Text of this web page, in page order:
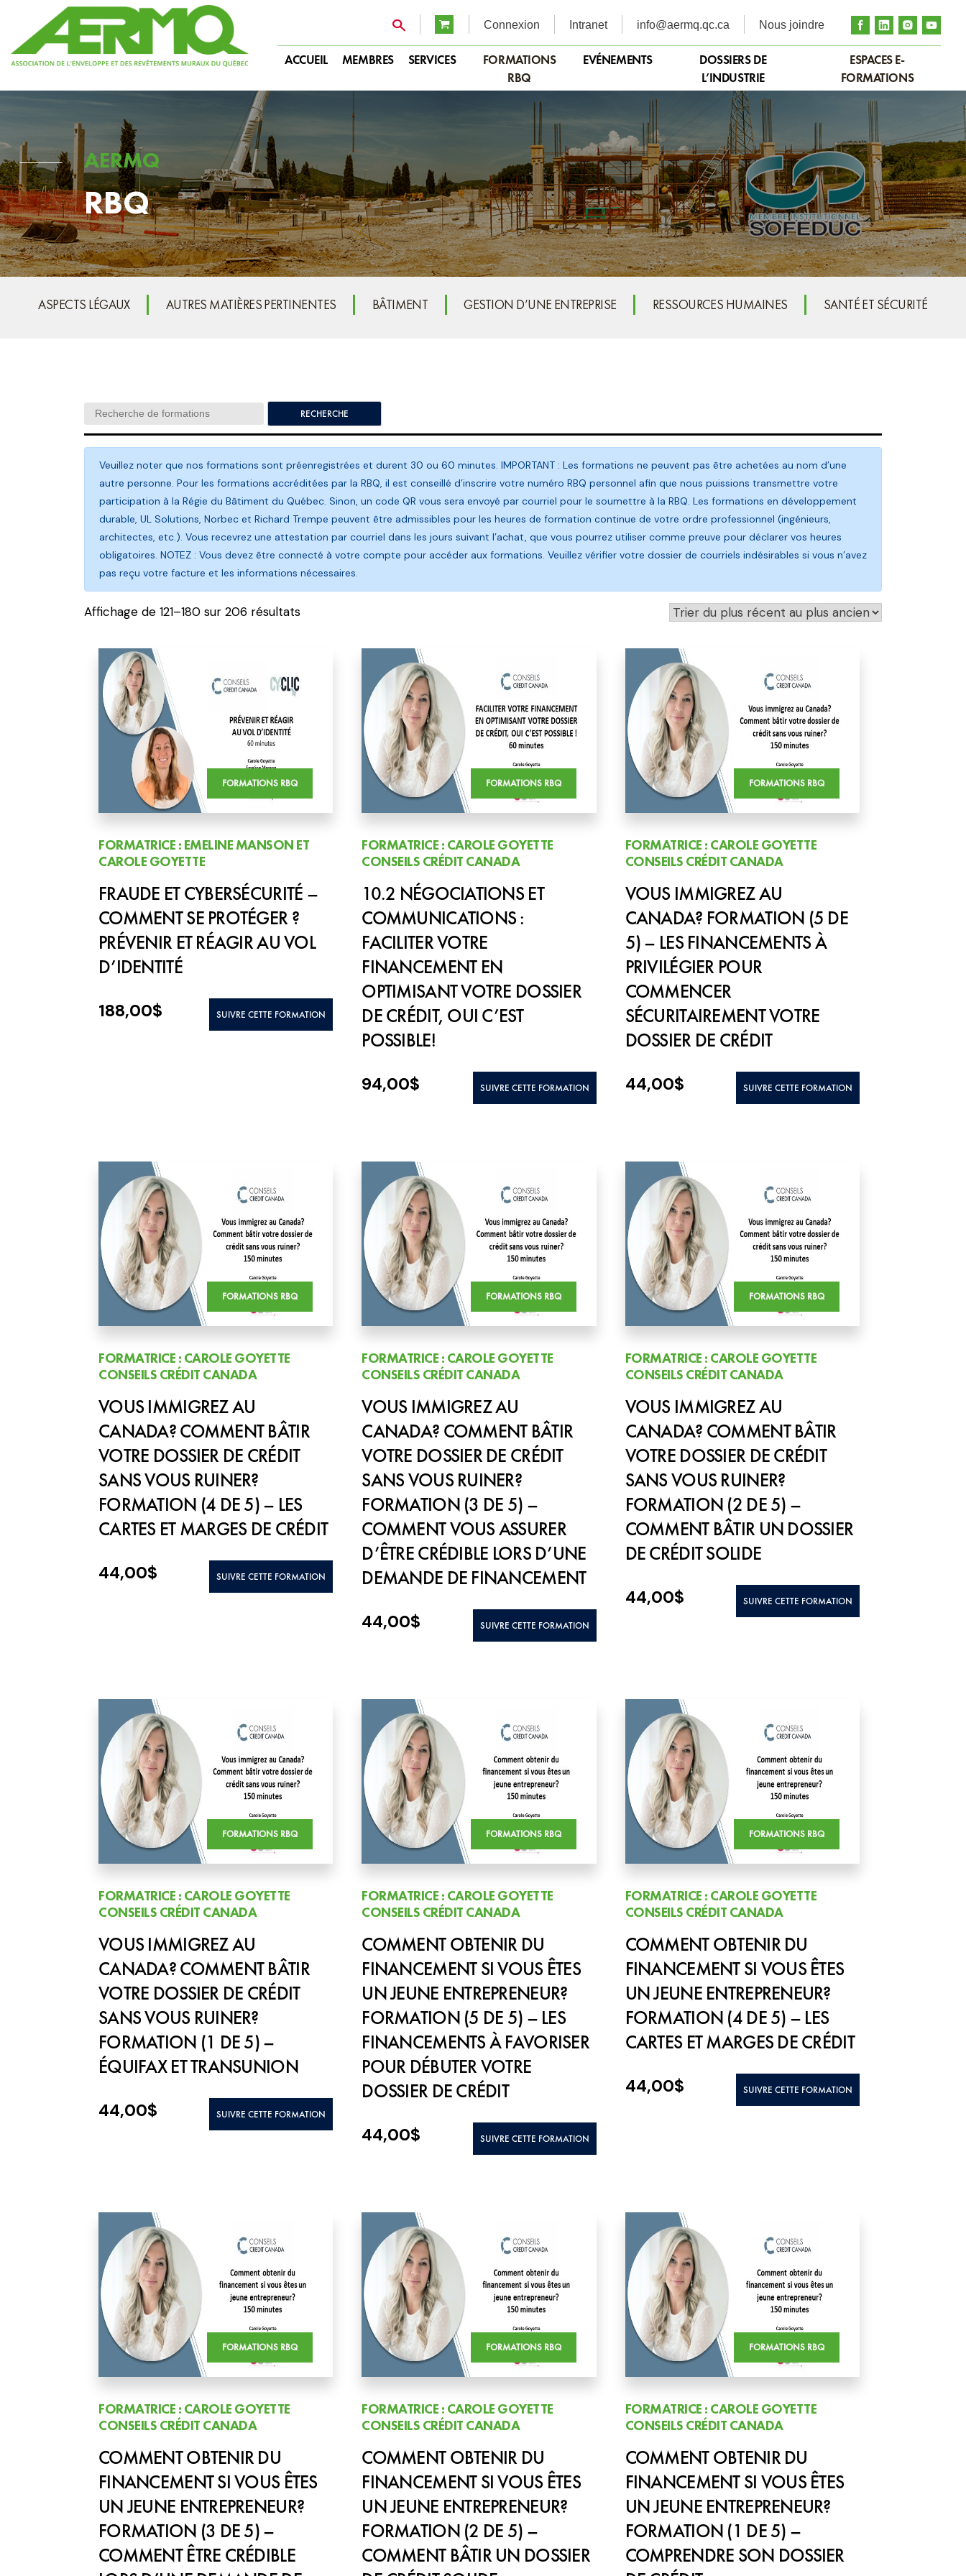
content
Connexion Intranet info@aermq.qc.ca Nous joindre
ACCUEIL MEMBRES SERVICES
FORMATIONS
RBQ
EVÉNEMENTS
DOSSIERS DE
L’INDUSTRIE
ESPACES E-
FORMATIONS
AERMQ
RBQ
ASPECTS LÉGAUX AUTRES MATIÈRES PERTINENTES BÂTIMENT GESTION D’UNE ENTREPRISE RESSOURCES HUMAINES SANTÉ ET SÉCURITÉ
Search:
Veuillez noter que nos formations sont préenregistrées et durent 30 ou 60 minutes. IMPORTANT : Les formations ne peuvent pas être achetées au nom d’une
autre personne. Pour les formations accréditées par la RBQ, il est conseillé d’inscrire votre numéro RBQ personnel afin que nous puissions transmettre votre
participation à la Régie du Bâtiment du Québec. Sinon, un code QR vous sera envoyé par courriel pour le soumettre à la RBQ. Les formations en développement
durable, UL Solutions, Norbec et Richard Trempe peuvent être admissibles pour les heures de formation continue de votre ordre professionnel (ingénieurs,
architectes, etc.). Vous recevrez une attestation par courriel dans les jours suivant l’achat, que vous pourrez utiliser comme preuve pour déclarer vos heures
obligatoires. NOTEZ : Vous devez être connecté à votre compte pour accéder aux formations. Veuillez vérifier votre dossier de courriels indésirables si vous n’avez
pas reçu votre facture et les informations nécessaires.
Affichage de 121–180 sur 206 résultats
FORMATIONS RBQ
FORMATRICE : EMELINE MANSON ET
CAROLE GOYETTE
FRAUDE ET CYBERSÉCURITÉ –
COMMENT SE PROTÉGER ?
PRÉVENIR ET RÉAGIR AU VOL
D’IDENTITÉ
188,00$ SUIVRE CETTE FORMATION
FORMATIONS RBQ
FORMATRICE : CAROLE GOYETTE
CONSEILS CRÉDIT CANADA
10.2 NÉGOCIATIONS ET
COMMUNICATIONS :
FACILITER VOTRE
FINANCEMENT EN
OPTIMISANT VOTRE DOSSIER
DE CRÉDIT, OUI C’EST
POSSIBLE!
94,00$ SUIVRE CETTE FORMATION
FORMATIONS RBQ
FORMATRICE : CAROLE GOYETTE
CONSEILS CRÉDIT CANADA
VOUS IMMIGREZ AU
CANADA? FORMATION (5 DE
5) – LES FINANCEMENTS À
PRIVILÉGIER POUR
COMMENCER
SÉCURITAIREMENT VOTRE
DOSSIER DE CRÉDIT
44,00$ SUIVRE CETTE FORMATION
FORMATIONS RBQ
FORMATRICE : CAROLE GOYETTE
CONSEILS CRÉDIT CANADA
VOUS IMMIGREZ AU
CANADA? COMMENT BÂTIR
VOTRE DOSSIER DE CRÉDIT
SANS VOUS RUINER?
FORMATION (4 DE 5) – LES
CARTES ET MARGES DE CRÉDIT
44,00$ SUIVRE CETTE FORMATION
FORMATIONS RBQ
FORMATRICE : CAROLE GOYETTE
CONSEILS CRÉDIT CANADA
VOUS IMMIGREZ AU
CANADA? COMMENT BÂTIR
VOTRE DOSSIER DE CRÉDIT
SANS VOUS RUINER?
FORMATION (3 DE 5) –
COMMENT VOUS ASSURER
D’ÊTRE CRÉDIBLE LORS D’UNE
DEMANDE DE FINANCEMENT
44,00$ SUIVRE CETTE FORMATION
FORMATIONS RBQ
FORMATRICE : CAROLE GOYETTE
CONSEILS CRÉDIT CANADA
VOUS IMMIGREZ AU
CANADA? COMMENT BÂTIR
VOTRE DOSSIER DE CRÉDIT
SANS VOUS RUINER?
FORMATION (2 DE 5) –
COMMENT BÂTIR UN DOSSIER
DE CRÉDIT SOLIDE
44,00$ SUIVRE CETTE FORMATION
FORMATIONS RBQ
FORMATRICE : CAROLE GOYETTE
CONSEILS CRÉDIT CANADA
VOUS IMMIGREZ AU
CANADA? COMMENT BÂTIR
VOTRE DOSSIER DE CRÉDIT
SANS VOUS RUINER?
FORMATION (1 DE 5) –
ÉQUIFAX ET TRANSUNION
44,00$ SUIVRE CETTE FORMATION
FORMATIONS RBQ
FORMATRICE : CAROLE GOYETTE
CONSEILS CRÉDIT CANADA
COMMENT OBTENIR DU
FINANCEMENT SI VOUS ÊTES
UN JEUNE ENTREPRENEUR?
FORMATION (5 DE 5) – LES
FINANCEMENTS À FAVORISER
POUR DÉBUTER VOTRE
DOSSIER DE CRÉDIT
44,00$ SUIVRE CETTE FORMATION
FORMATIONS RBQ
FORMATRICE : CAROLE GOYETTE
CONSEILS CRÉDIT CANADA
COMMENT OBTENIR DU
FINANCEMENT SI VOUS ÊTES
UN JEUNE ENTREPRENEUR?
FORMATION (4 DE 5) – LES
CARTES ET MARGES DE CRÉDIT
44,00$ SUIVRE CETTE FORMATION
FORMATIONS RBQ
FORMATRICE : CAROLE GOYETTE
CONSEILS CRÉDIT CANADA
COMMENT OBTENIR DU
FINANCEMENT SI VOUS ÊTES
UN JEUNE ENTREPRENEUR?
FORMATION (3 DE 5) –
COMMENT ÊTRE CRÉDIBLE
FORMATIONS RBQ
FORMATRICE : CAROLE GOYETTE
CONSEILS CRÉDIT CANADA
COMMENT OBTENIR DU
FINANCEMENT SI VOUS ÊTES
UN JEUNE ENTREPRENEUR?
FORMATION (2 DE 5) –
COMMENT BÂTIR UN DOSSIER
FORMATIONS RBQ
FORMATRICE : CAROLE GOYETTE
CONSEILS CRÉDIT CANADA
COMMENT OBTENIR DU
FINANCEMENT SI VOUS ÊTES
UN JEUNE ENTREPRENEUR?
FORMATION (1 DE 5) –
COMPRENDRE SON DOSSIER